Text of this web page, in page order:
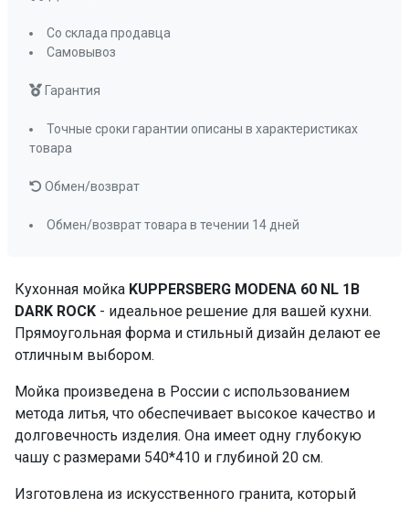
Кухонная мойка KUPPERSBERG MODENA 60 NL 1B
DARK ROCK - идеальное решение для вашей кухни.
Прямоугольная форма и стильный дизайн делают ее
отличным выбором.
Мойка произведена в России с использованием
метода литья, что обеспечивает высокое качество и
долговечность изделия. Она имеет одну глубокую
чашу с размерами 540*410 и глубиной 20 см.
Изготовлена из искусственного гранита, который
Со склада продавца
Самовывоз
Гарантия
Точные сроки гарантии описаны в характеристиках
товара
Обмен/возврат
Обмен/возврат товара в течении 14 дней